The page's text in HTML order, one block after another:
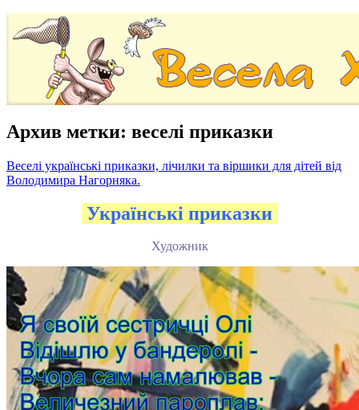
Архив метки: веселі приказки
Веселі українські приказки, лічилки та віршики для дітей від
Володимира Нагорняка.
Українські приказки
Художник